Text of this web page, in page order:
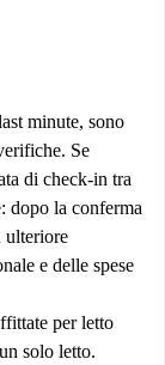
minute, sono
Se
di check-in tra
dopo la conferma
ulteriore
e delle spese
per letto
solo letto.